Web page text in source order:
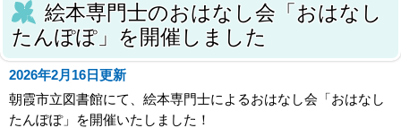
絵本専門士のおはなし会「おはなし
たんぽぽ」を開催しました
2026年2月16日更新
朝霞市立図書館にて、絵本専門士によるおはなし会「おはなし
たんぽぽ」を開催いたしました！